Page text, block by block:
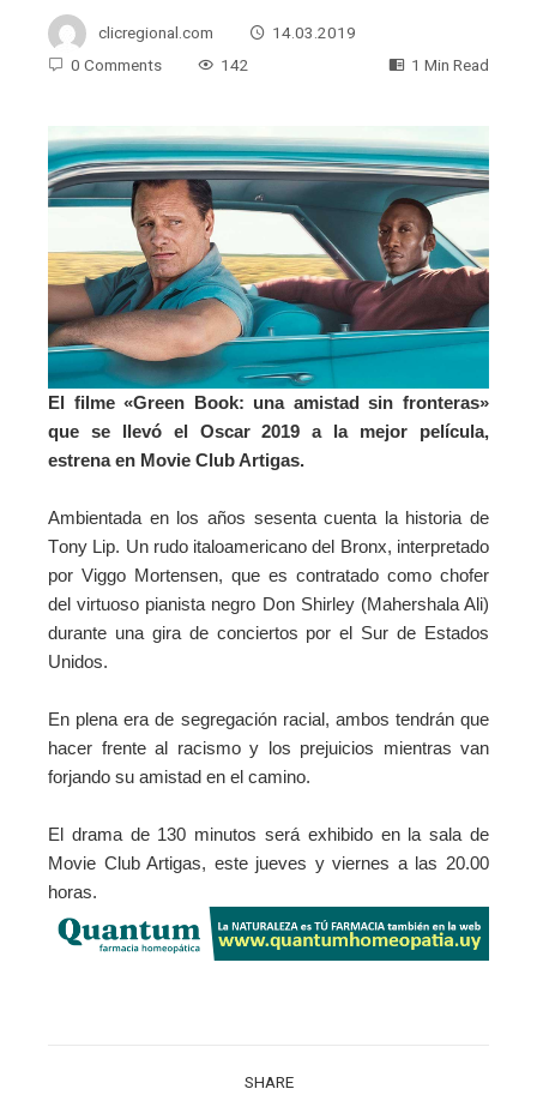
clicregional.com
14.03.2019
0 Comments
142 1 Min Read
El filme «Green Book: una amistad sin fronteras»
que se llevó el Oscar 2019 a la mejor película,
estrena en Movie Club Artigas.
Ambientada en los años sesenta cuenta la historia de
Tony Lip. Un rudo italoamericano del Bronx, interpretado
por Viggo Mortensen, que es contratado como chofer
del virtuoso pianista negro Don Shirley (Mahershala Ali)
durante una gira de conciertos por el Sur de Estados
Unidos.
En plena era de segregación racial, ambos tendrán que
hacer frente al racismo y los prejuicios mientras van
forjando su amistad en el camino.
El drama de 130 minutos será exhibido en la sala de
Movie Club Artigas, este jueves y viernes a las 20.00
horas.
SHARE